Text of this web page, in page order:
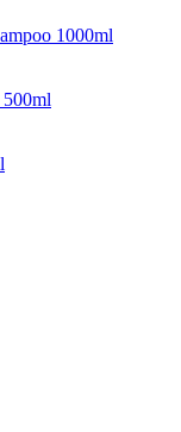
1000ml